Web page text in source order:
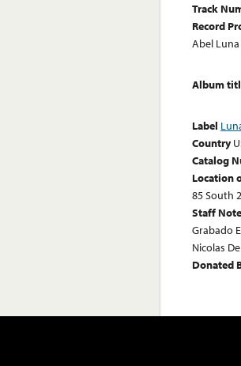
Track
Record
Abel Luna
Album
Label
Country
Catalog
Location
85 South
Staff
Grabado
Nicolas
Donated